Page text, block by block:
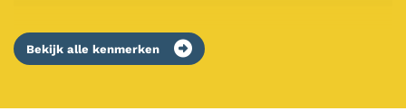
Bekijk alle kenmerken